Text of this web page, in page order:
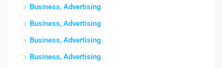
Business, Advertising
Business, Advertising
Business, Advertising
Business, Advertising